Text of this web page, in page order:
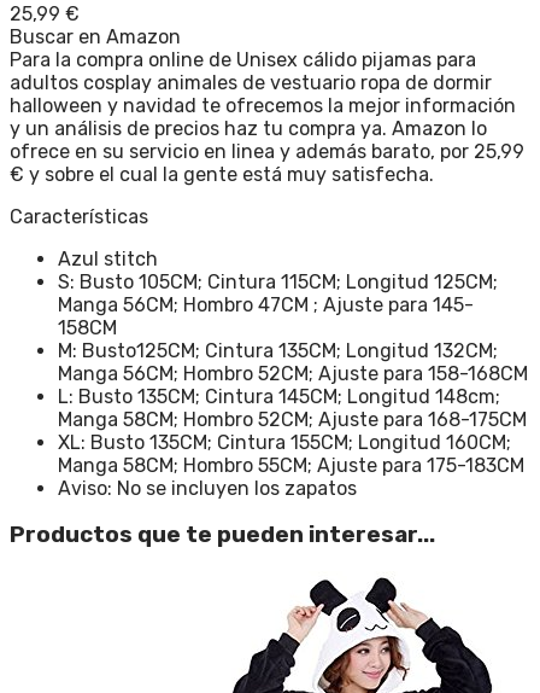
25,99 €
Buscar en Amazon
Para la compra online de Unisex cálido pijamas para
adultos cosplay animales de vestuario ropa de dormir
halloween y navidad te ofrecemos la mejor información
y un análisis de precios haz tu compra ya. Amazon lo
ofrece en su servicio en linea y además barato, por 25,99
€ y sobre el cual la gente está muy satisfecha.
Características
Azul stitch
S: Busto 105CM; Cintura 115CM; Longitud 125CM;
Manga 56CM; Hombro 47CM ; Ajuste para 145-
158CM
M: Busto125CM; Cintura 135CM; Longitud 132CM;
Manga 56CM; Hombro 52CM; Ajuste para 158-168CM
L: Busto 135CM; Cintura 145CM; Longitud 148cm;
Manga 58CM; Hombro 52CM; Ajuste para 168-175CM
XL: Busto 135CM; Cintura 155CM; Longitud 160CM;
Manga 58CM; Hombro 55CM; Ajuste para 175-183CM
Aviso: No se incluyen los zapatos
Productos que te pueden interesar...